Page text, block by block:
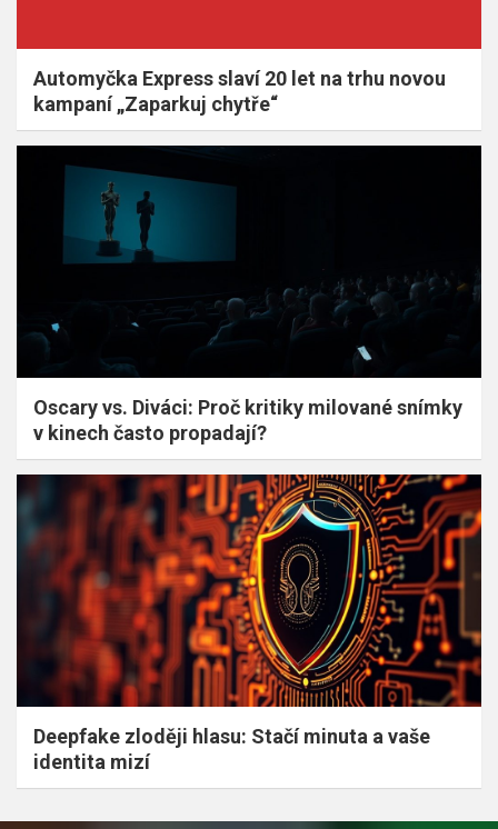
Automyčka Express slaví 20 let na trhu novou
kampaní „Zaparkuj chytře“
Oscary vs. Diváci: Proč kritiky milované snímky
v kinech často propadají?
Deepfake zloději hlasu: Stačí minuta a vaše
identita mizí